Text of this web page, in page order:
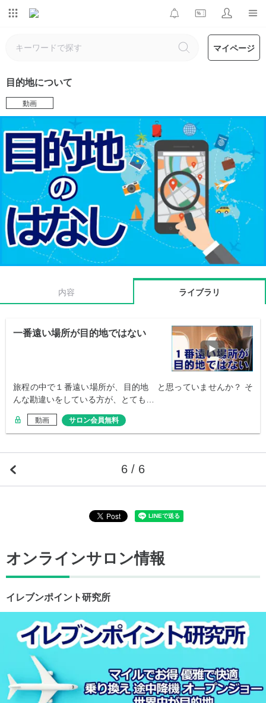
マイページ
目的地について
動画
内容 ライブラリ
一番遠い場所が目的地ではない
旅程の中で１番遠い場所が、目的地 と思っていませんか？ そ
んな勘違いをしている方が、とても…
動画 サロン会員無料
6 / 6
オンラインサロン情報
イレブンポイント研究所